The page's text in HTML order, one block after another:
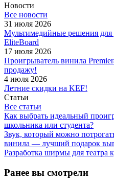
Новости
Все новости
31 июля 2026
Мультимедийные решения для
EliteBoard
17 июля 2026
Проигрыватель винила
продажу!
4 июля 2026
Летние скидки на KEF!
Статьи
Все статьи
Как выбрать идеальный
школьника или студента?
Звук, который можно
винила — лучший подарок
Разработка ширмы для театра
Ранее вы смотрели